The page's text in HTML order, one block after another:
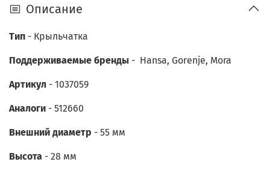
Описание
Тип - Крыльчатка
Поддерживаемые бренды - Hansa, Gorenje, Mora
Артикул - 1037059
Аналоги - 512660
Внешний диаметр - 55 мм
Высота - 28 мм